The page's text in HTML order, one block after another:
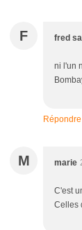
F fred
ni l'un
Répondre
M marie
C'est
Celles